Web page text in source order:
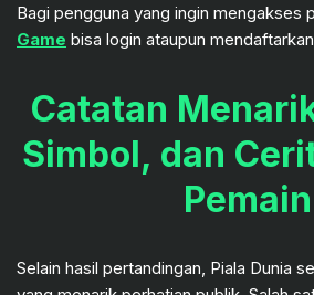
Bagi pengguna yang ingin mengakses
Game bisa login ataupun
Catatan
Simbol, dan
Pemain
Selain hasil pertandingan, Piala Dunia